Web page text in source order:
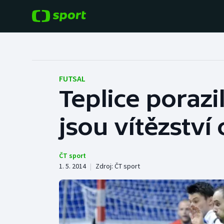
Hokej
Tenis
Cyklistika
Baseball a softbal
Basketbal
Boby a skeleton
Box
FUTSAL
Teplice
jsou vítězství
ČT sport
1. 5. 2014 | Zdroj: ČT sport